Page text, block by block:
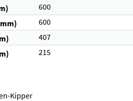
600
600
407
215
Kipper